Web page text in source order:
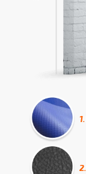
1.
2.